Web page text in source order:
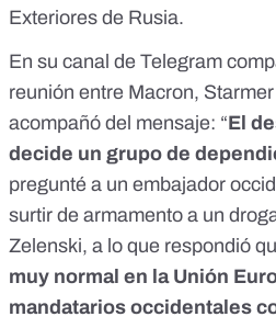
Exteriores de Rusia.
En su canal de Telegram
reunión entre Macron,
acompañó del mensaje: “El
decide un grupo de
pregunté a un embajador
surtir de armamento a un
Zelenski, a lo que respondió
muy normal en la Unión
mandatarios occidentales